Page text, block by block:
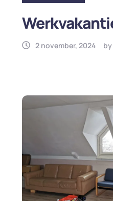
2 november, 2024 by